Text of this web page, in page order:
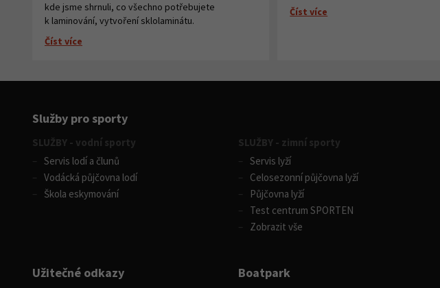
kde jsme shrnuli, co všechno potřebujete
k laminování, vytvoření sklolaminátu.
Číst více
Číst více
Služby pro sporty
SLUŽBY - vodní sporty
Servis lodí a člunů
Vodácká půjčovna lodí
Škola eskymování
SLUŽBY - zimní sporty
Servis lyží
Celosezonní půjčovna lyží
Půjčovna lyží
Test centrum SPORTEN
Zobrazit vše
Užitečné odkazy Boatpark